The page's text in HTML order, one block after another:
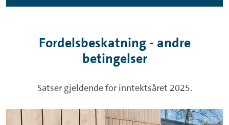
Fordelsbeskatning - andre
betingelser
Satser gjeldende for inntektsåret 2025.